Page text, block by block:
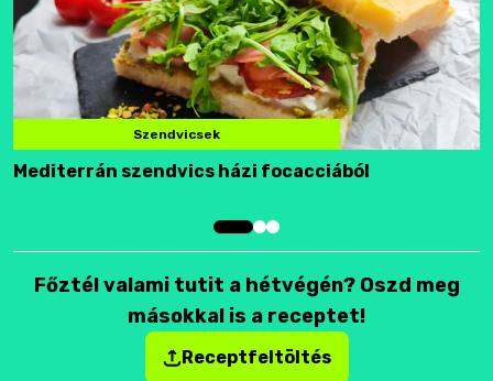
Szendvicsek
Mediterrán szendvics házi focacciából
Főztél valami tutit a hétvégén? Oszd meg
másokkal is a receptet!
Receptfeltöltés